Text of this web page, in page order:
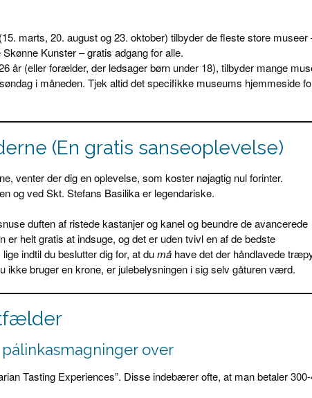
marts, 20. august og 23. oktober) tilbyder de fleste store museer
Kunster – gratis adgang for alle.
år (eller forælder, der ledsager børn under 18), tilbyder mange
i måneden. Tjek altid det specifikke museums hjemmeside
(En gratis sanseoplevelse)
venter der dig en oplevelse, som koster nøjagtig nul forinter.
og ved Skt. Stefans Basilika er legendariske.
duften af ristede kastanjer og kanel og beundre de avancerede
helt gratis at indsuge, og det er uden tvivl en af de bedste
indtil du beslutter dig for, at dumå have det der håndlavede
ikke bruger en krone, er julebelysningen i sig selv gåturen værd.
over
Tasting Experiences”. Disse indebærer ofte, at man betaler